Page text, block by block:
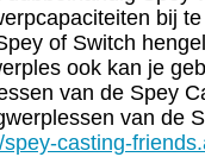
bij te
of Switch
ook kan je
van de Spey
van de
casting-